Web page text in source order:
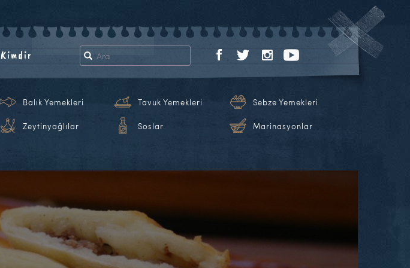
Kimdir
Balık Yemekleri Tavuk Yemekleri Sebze Yemekleri
Zeytinyağlılar Soslar Marinasyonlar